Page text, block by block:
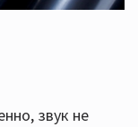
звук не